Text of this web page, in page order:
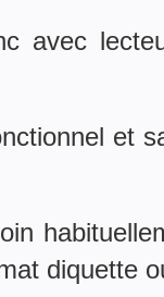
avec
et
diquette